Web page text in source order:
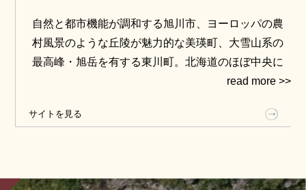
自然と都市機能が調和する旭川市、ヨーロッパの農
村風景のような丘陵が魅力的な美瑛町、大雪山系の
最高峰・旭岳を有する東川町。北海道のほぼ中央に
位置するこのエリアには、まだあまり知られていな
ティが豊富です。そんな3エリアの魅力をいち早く体
サイトを見る